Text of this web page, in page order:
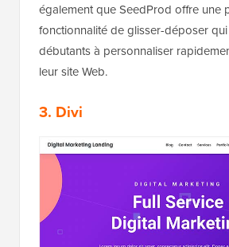
également que SeedProd offre une
fonctionnalité de glisser-déposer
débutants à personnaliser
leur site Web.
3. Divi